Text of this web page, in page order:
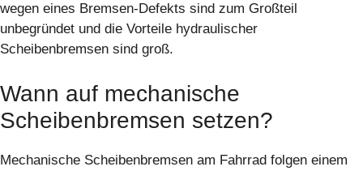
wegen eines Bremsen-Defekts sind zum Großteil
unbegründet und die Vorteile hydraulischer
Scheibenbremsen sind groß.
Wann auf mechanische
Scheibenbremsen setzen?
Mechanische Scheibenbremsen am Fahrrad folgen einem